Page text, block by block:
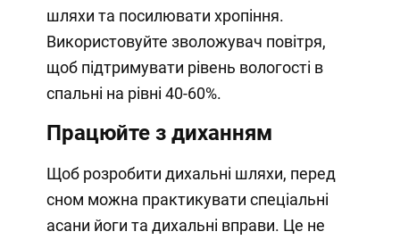
шляхи та посилювати хропіння.
Використовуйте зволожувач повітря,
щоб підтримувати рівень вологості в
спальні на рівні 40-60%.
Працюйте з диханням
Щоб розробити дихальні шляхи, перед
сном можна практикувати спеціальні
асани йоги та дихальні вправи. Це не